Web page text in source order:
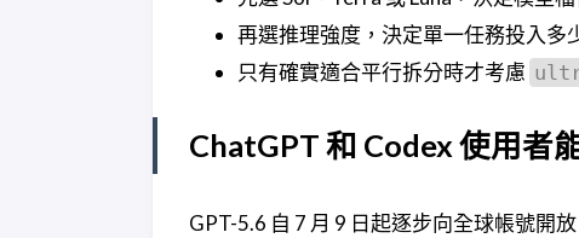
再選推理強度，決定單一任務投入多
只有確實適合平行拆分時才考慮
ChatGPT 和 Codex 使用者
GPT-5.6 自 7 月 9 日起逐步向全球帳號開